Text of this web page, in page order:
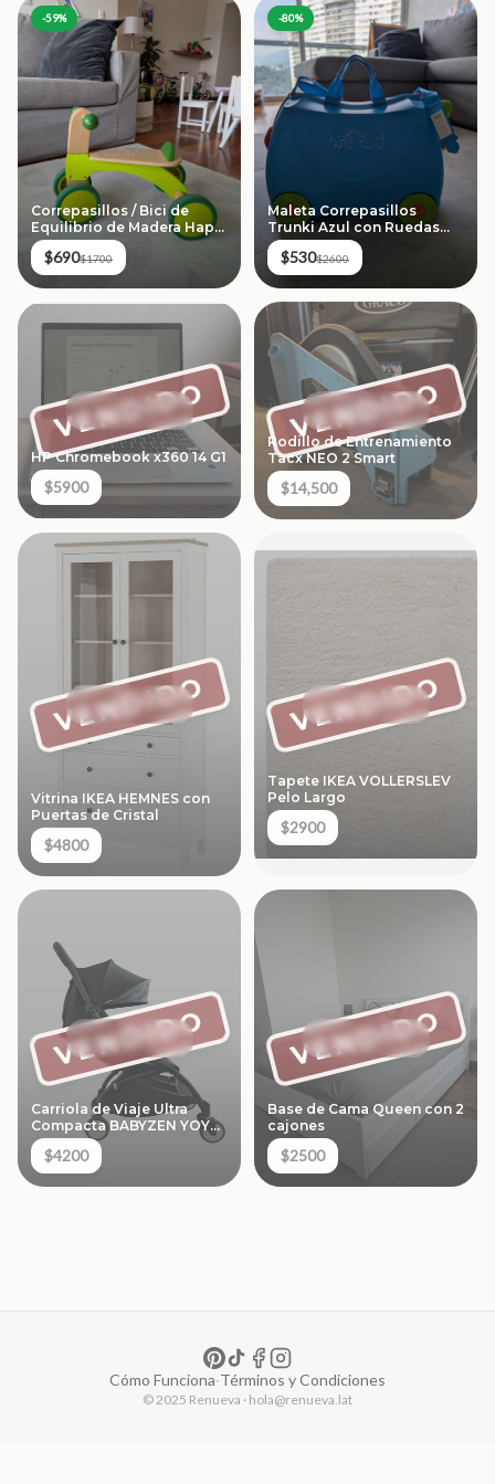
-59%
Correpasillos / Bici de
Equilibrio de Madera Hape
Scoot Around
$690$1700
-80%
Maleta Correpasillos
Trunki Azul con Ruedas
Verdes (18 L)
$530$2600
VENDIDO
HP Chromebook x360 14 G1
$5900
VENDIDO
Rodillo de Entrenamiento
Tacx NEO 2 Smart
$14,500
VENDIDO
Vitrina IKEA HEMNES con
Puertas de Cristal
$4800
VENDIDO
Tapete IKEA VOLLERSLEV
Pelo Largo
$2900
VENDIDO
Carriola de Viaje Ultra
Compacta BABYZEN YOYO
- Color Negro
$4200
VENDIDO
Base de Cama Queen con 2
cajones
$2500
Cómo Funciona·Términos y Condiciones
© 2025 Renueva · hola@renueva.lat